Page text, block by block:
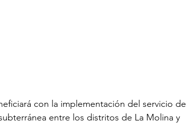
con la implementación del servicio de
entre los distritos de La Molina y